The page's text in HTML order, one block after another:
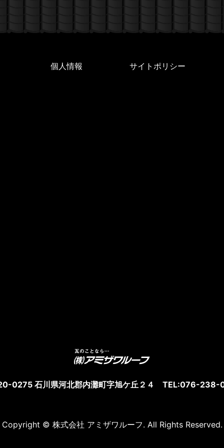
個人情報 サイトポリシー
0275 石川県河北郡内灘町字旭ケ丘２４ TEL:076-238-
Copyright © 株式会社 アミザワルーフ. All Rights Reserved.